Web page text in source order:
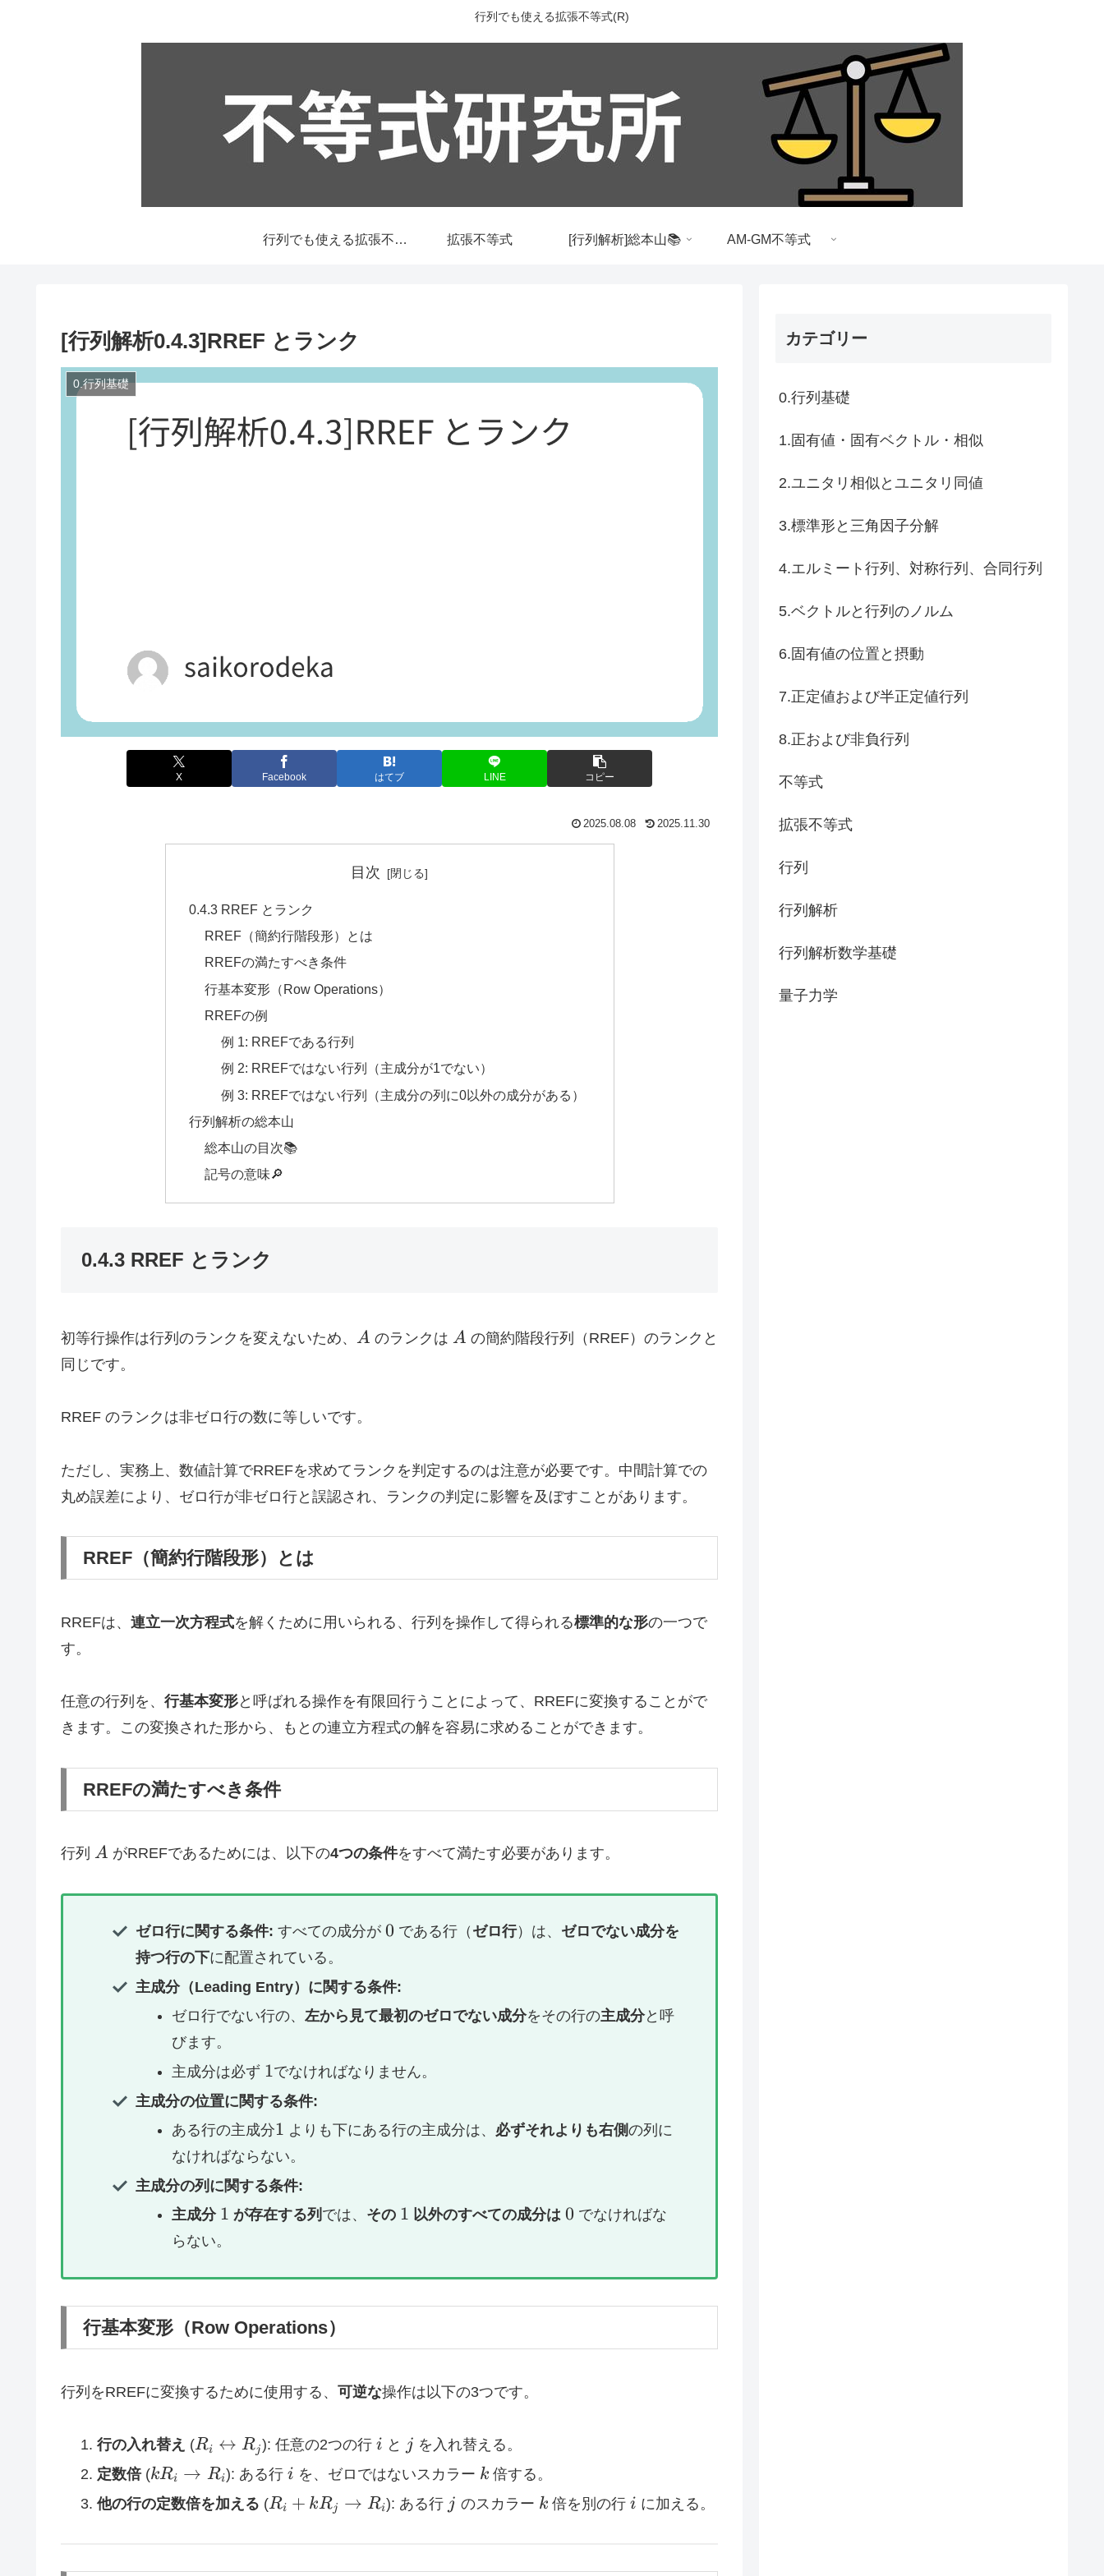
行列でも使える拡張不等式(R)
行列でも使える拡張不等式 拡張不等式 [行列解析]総本山📚 AM-GM不等式
[行列解析0.4.3]RREF とランク
0.行列基礎
X Facebook はてブ LINE コピー
2025.08.08 2025.11.30
目次
0.4.3 RREF とランク
RREF（簡約行階段形）とは
RREFの満たすべき条件
行基本変形（Row Operations）
RREFの例
例 1: RREFである行列
例 2: RREFではない行列（主成分が1でない）
例 3: RREFではない行列（主成分の列に0以外の成分がある）
行列解析の総本山
総本山の目次📚
記号の意味🔎
0.4.3 RREF とランク
初等行操作は行列のランクを変えないため、 A
A のランクは A
A の簡約階段行列（RREF）のランクと
同じです。
RREF のランクは非ゼロ行の数に等しいです。
ただし、実務上、数値計算でRREFを求めてランクを判定するのは注意が必要です。中間計算での
丸め誤差により、ゼロ行が非ゼロ行と誤認され、ランクの判定に影響を及ぼすことがあります。
RREF（簡約行階段形）とは
RREFは、 連立一次方程式を解くために用いられる、行列を操作して得られる標準的な形の一つで
す。
任意の行列を、 行基本変形と呼ばれる操作を有限回行うことによって、RREFに変換することがで
きます。この変換された形から、もとの連立方程式の解を容易に求めることができます。
RREFの満たすべき条件
行列 A
A がRREFであるためには、以下の4つの条件をすべて満たす必要があります。
ゼロ行に関する条件: すべての成分が0
0 である行（ ゼロ行）は、 ゼロでない成分を
持つ行の下に配置されている。
主成分（Leading Entry）に関する条件:
ゼロ行でない行の、 左から見て最初のゼロでない成分をその行の主成分と呼
びます。
主成分は必ず 1
1でなければなりません。
主成分の位置に関する条件:
ある行の主成分1
1 よりも下にある行の主成分は、 必ずそれよりも右側の列に
なければならない。
主成分の列に関する条件:
主成分 1
1 が存在する列 では、 その 1
1 以外のすべての成分は 0
0 でなければな
らない。
行基本変形（Row Operations）
行列をRREFに変換するために使用する、 可逆な操作は以下の3つです。
行の入れ替え (R_i
\leftrightarrow
R_j
Ri ↔ Rj): 任意の2つの行 i
i と j
j を入れ替える。
定数倍(k
R_i
\to
kRi → Ri): ある行 i
i を、ゼロではないスカラー k
k 倍する。
他の行の定数倍を加える (R_i
Ri + kRj → Ri): ある行 j
j のスカラー k
k 倍を別の行i
i に加える。
カテゴリー
0.行列基礎
1.固有値・固有ベクトル・相似
2.ユニタリ相似とユニタリ同値
3.標準形と三角因子分解
4.エルミート行列、対称行列、合同行列
5.ベクトルと行列のノルム
6.固有値の位置と摂動
7.正定値および半正定値行列
8.正および非負行列
不等式
拡張不等式
行列
行列解析
行列解析数学基礎
量子力学